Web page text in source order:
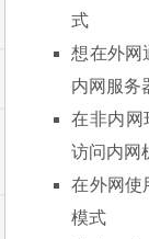
式
想在外网
内网服务
在非内网
访问内网
在外网使
模式